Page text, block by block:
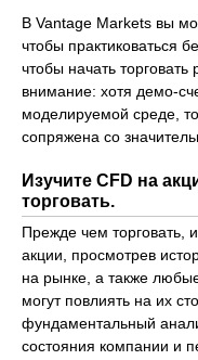
В Vantage Markets вы
чтобы практиковаться
чтобы начать
внимание: хотя демо-
моделируемой среде,
сопряжена со
Изучите CFD на
торговать.
Прежде чем торговать,
акции, просмотрев
на рынке, а также
могут повлиять на их
фундаментальный
состояния компании и